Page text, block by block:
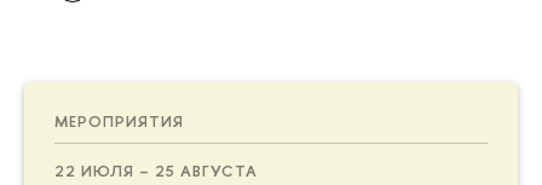
МЕРОПРИЯТИЯ
22 ИЮЛЯ – 25 АВГУСТА